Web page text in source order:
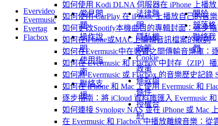
如何使用 Kodi DLNA 伺服器在 iPhone 上播
如何使用 CarPlay 在 iPhone 上播放自己的音樂
如何更改Spotify本機曲目的專輯封面：逐步
如何在iPhone或MAC上編輯音訊檔案的歌詞
如何在Evermusic中在裝置之間傳輸音樂庫：
如何在 Evermusic 和 Flacbox 中封存（ZIP
如何將 Evermusic 或 Flacbox 的音樂歷史記錄
如何在 iPhone 和 Mac 上使用 Evermusic 和
逐步指南：將 iCloud 資料庫匯入 Evermusic 和
如何連接 Synology NAS 並在 iPhone 或 Mac
在 Evermusic 和 Flacbox 中播放離線音樂：
Evervideo
Evermusic
Evertag
Flacbox
常見問
題
操作說
明
使用指
南
聯絡支
援
法律聲
明
隱私權
政策
Cookie
政策
條款與
條件
授權合
約
關於
部落格
聯絡我
們